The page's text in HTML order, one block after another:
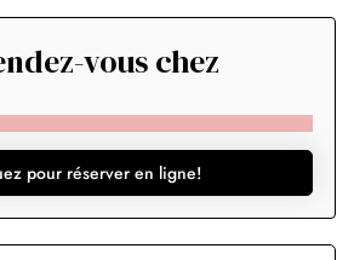
vous chez
pour réserver en ligne!